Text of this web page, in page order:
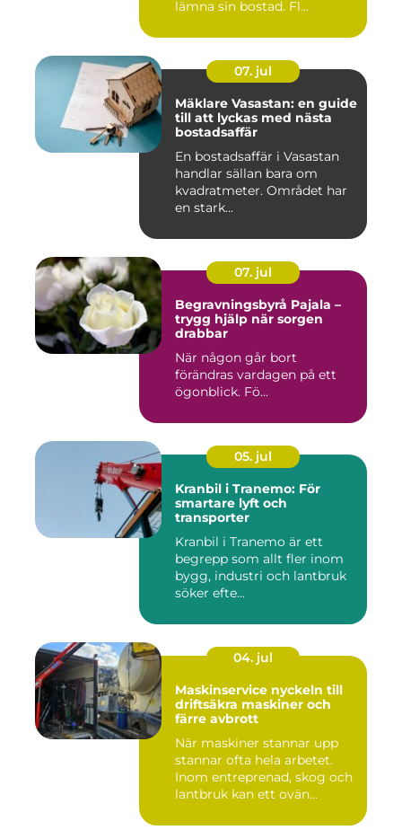
lämna sin bostad. Fl...
07. jul
Mäklare Vasastan: en guide
till att lyckas med nästa
bostadsaffär
En bostadsaffär i Vasastan
handlar sällan bara om
kvadratmeter. Området har
en stark...
07. jul
Begravningsbyrå Pajala –
trygg hjälp när sorgen
drabbar
När någon går bort
förändras vardagen på ett
ögonblick. Fö...
05. jul
Kranbil i Tranemo: För
smartare lyft och
transporter
Kranbil i Tranemo är ett
begrepp som allt fler inom
bygg, industri och lantbruk
söker efte...
04. jul
Maskinservice nyckeln till
driftsäkra maskiner och
färre avbrott
När maskiner stannar upp
stannar ofta hela arbetet.
Inom entreprenad, skog och
lantbruk kan ett ovän...